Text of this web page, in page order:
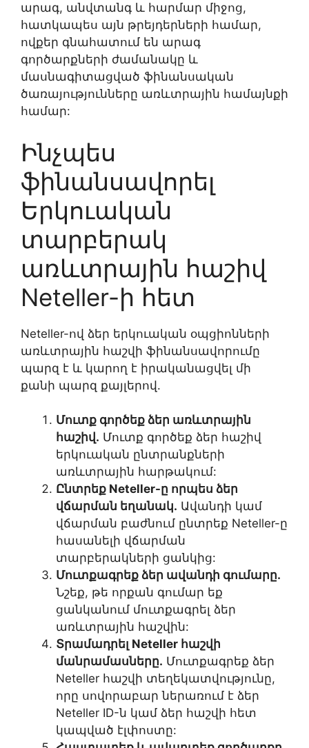
արագ, անվտանգ և հարմար միջոց,
հատկապես այն թրեյդերների համար,
ովքեր գնահատում են արագ
գործարքների ժամանակը և
մասնագիտացված ֆինանսական
ծառայությունները առևտրային համայնքի
համար:
Ինչպես
ֆինանսավորել
Երկուական
տարբերակ
առևտրային հաշիվ
Neteller-ի հետ
Neteller-ով ձեր երկուական օպցիոնների
առևտրային հաշվի ֆինանսավորումը
պարզ է և կարող է իրականացվել մի
քանի պարզ քայլերով.
Մուտք գործեք ձեր առևտրային
հաշիվ. Մուտք գործեք ձեր հաշիվ
երկուական ընտրանքների
առևտրային հարթակում:
Ընտրեք Neteller-ը որպես ձեր
վճարման եղանակ. Ավանդի կամ
վճարման բաժնում ընտրեք Neteller-ը
հասանելի վճարման
տարբերակների ցանկից:
Մուտքագրեք ձեր ավանդի գումարը.
Նշեք, թե որքան գումար եք
ցանկանում մուտքագրել ձեր
առևտրային հաշվին:
Տրամադրել Neteller հաշվի
մանրամասները. Մուտքագրեք ձեր
Neteller հաշվի տեղեկատվությունը,
որը սովորաբար ներառում է ձեր
Neteller ID-ն կամ ձեր հաշվի հետ
կապված էլփոստը: